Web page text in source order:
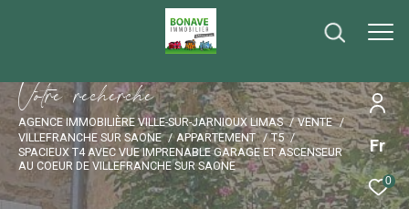
Fr
0
Votre recherche
AGENCE IMMOBILIÈRE VILLE-SUR-JARNIOUX LIMAS
VENTE
VILLEFRANCHE SUR SAONE
APPARTEMENT
T5
SPACIEUX T4 AVEC VUE IMPRENABLE GARAGE ET ASCENSEUR
AU COEUR DE VILLEFRANCHE SUR SAONE